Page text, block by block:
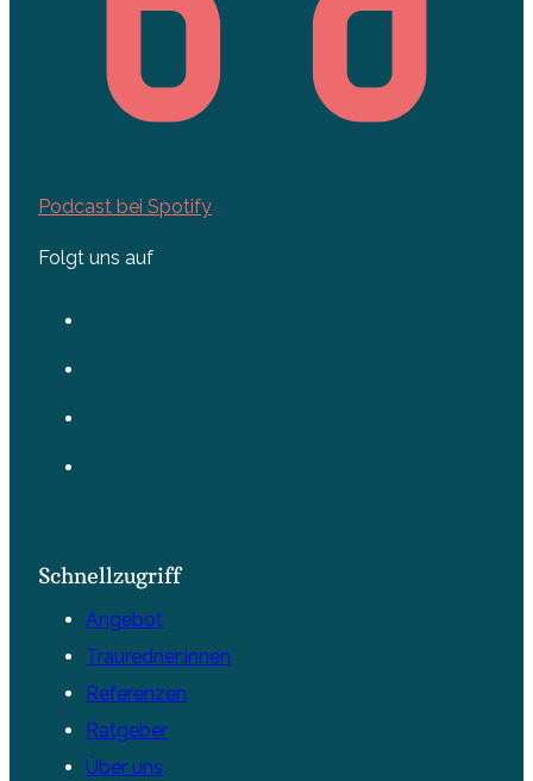
Podcast bei Spotify
Folgt uns auf
Schnellzugriff
Angebot
Trauredner:innen
Referenzen
Ratgeber
Über uns